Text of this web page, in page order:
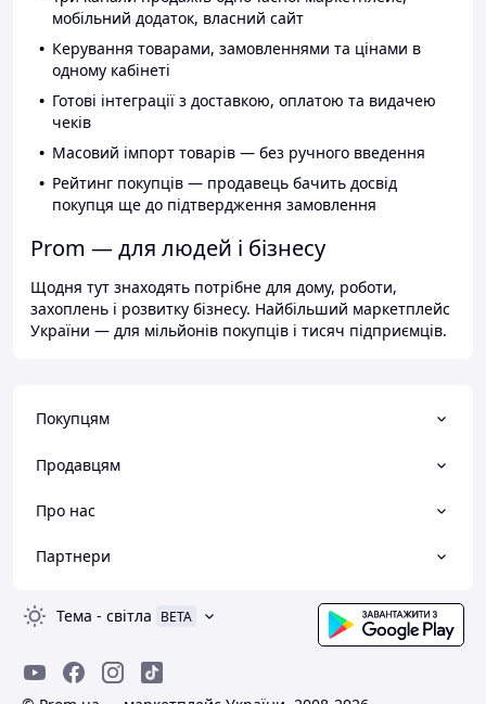
мобільний додаток, власний сайт
Керування товарами, замовленнями та цінами в
одному кабінеті
Готові інтеграції з доставкою, оплатою та видачею
чеків
Масовий імпорт товарів — без ручного введення
Рейтинг покупців — продавець бачить досвід
покупця ще до підтвердження замовлення
Prom — для людей і бізнесу
Щодня тут знаходять потрібне для дому, роботи,
захоплень і розвитку бізнесу. Найбільший маркетплейс
України — для мільйонів покупців і тисяч підприємців.
Покупцям
Продавцям
Про нас
Партнери
Тема - світла BETA